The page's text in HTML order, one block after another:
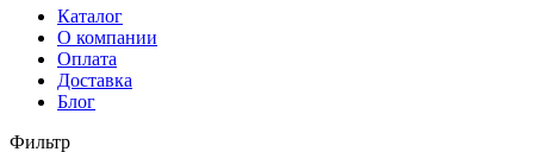
Каталог
О компании
Оплата
Доставка
Блог
Фильтр